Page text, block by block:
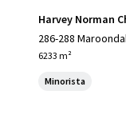
Harvey Norman
286-288
6233 m²
Minorista